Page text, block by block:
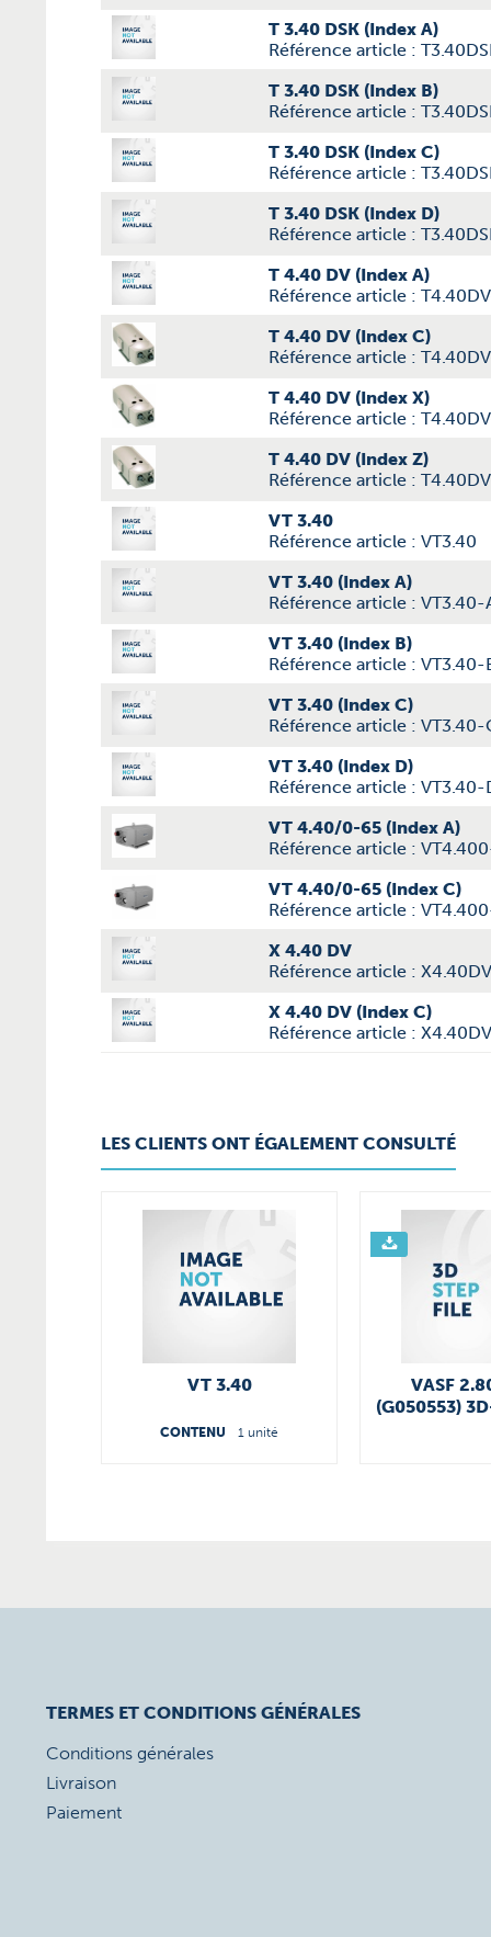
T 3.40 DSK (Index A)
Référence article :
T 3.40 DSK (Index B)
Référence article :
T 3.40 DSK (Index C)
Référence article :
T 3.40 DSK (Index D)
Référence article :
T 4.40 DV (Index A)
Référence article :
T 4.40 DV (Index C)
Référence article :
T 4.40 DV (Index X)
Référence article :
T 4.40 DV (Index Z)
Référence article :
VT 3.40
Référence article : VT3.40
VT 3.40 (Index A)
Référence article : VT3.40-
VT 3.40 (Index B)
Référence article : VT3.40-
VT 3.40 (Index C)
Référence article : VT3.40-
VT 3.40 (Index D)
Référence article : VT3.40-
VT 4.40/0-65 (Index A)
Référence article :
VT 4.40/0-65 (Index C)
Référence article :
X 4.40 DV
Référence article : X4.40DV
X 4.40 DV (Index C)
Référence article :
LES CLIENTS ONT ÉGALEMENT CONSULTÉ
VT 3.40
CONTENU 1 unité
VASF
(G050553)
TERMES ET CONDITIONS GÉNÉRALES
Conditions générales
Livraison
Paiement